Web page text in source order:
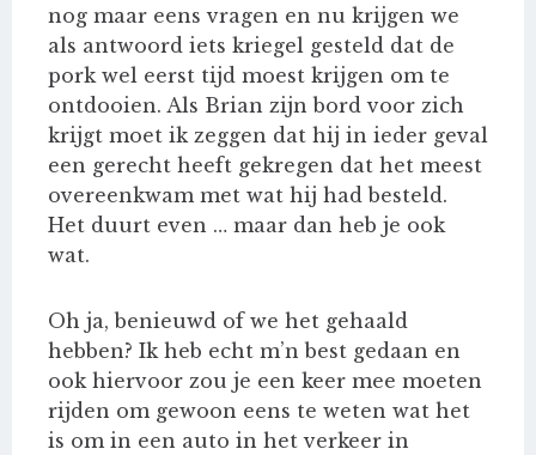
nog maar eens vragen en nu krijgen we
als antwoord iets kriegel gesteld dat de
pork wel eerst tijd moest krijgen om te
ontdooien. Als Brian zijn bord voor zich
krijgt moet ik zeggen dat hij in ieder geval
een gerecht heeft gekregen dat het meest
overeenkwam met wat hij had besteld.
Het duurt even … maar dan heb je ook
wat.
Oh ja, benieuwd of we het gehaald
hebben? Ik heb echt m’n best gedaan en
ook hiervoor zou je een keer mee moeten
rijden om gewoon eens te weten wat het
is om in een auto in het verkeer in